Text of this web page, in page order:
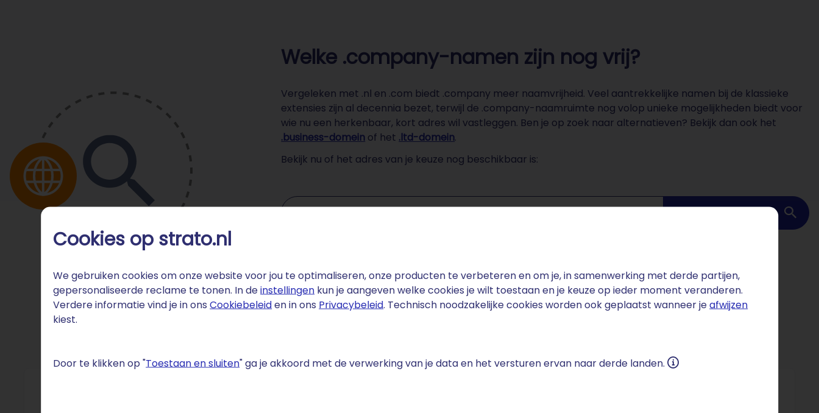
Cookies op strato.nl
We gebruiken cookies om onze website voor jou te optimaliseren, onze producten te verbeteren en om je, in samenwerking met derde partijen,
gepersonaliseerde reclame te tonen. In deinstellingen kun je aangeven welke cookies je wilt toestaan en je keuze op ieder moment veranderen.
Verdere informatie vind je in onsCookiebeleiden in ons Privacybeleid. Technisch noodzakelijke cookies worden ook geplaatst wanneer jeafwijzen
kiest.
Door te klikken op "Toestaan en sluiten" ga je akkoord met de verwerking van je data en het versturen ervan naar derde landen.
Welke .company-namen zijn nog vrij?
Vergeleken met .nl en .com biedt .company meer naamvrijheid. Veel aantrekkelijke namen bij de klassieke
extensies zijn al decennia bezet, terwijl de .company-naamruimte nog volop unieke mogelijkheden biedt voor
wie nu een herkenbaar, kort adres wil vastleggen. Ben je op zoek naar alternatieven? Bekijk dan ook het
.business-domein of het .ltd-domein.
Bekijk nu of het adres van je keuze nog beschikbaar is:
Domeinnaam invoeren ...
Domein checken